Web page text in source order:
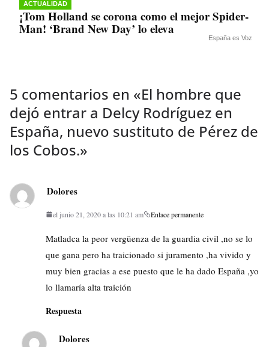
ACTUALIDAD
¡Tom Holland se corona como el mejor Spider-
Man! ‘Brand New Day’ lo eleva
España es Voz
5 comentarios en «El hombre que
dejó entrar a Delcy Rodríguez en
España, nuevo sustituto de Pérez de
los Cobos.»
Dolores
el junio 21, 2020 a las 10:21 am Enlace permanente
Matladca la peor vergüenza de la guardia civil ,no se lo
que gana pero ha traicionado si juramento ,ha vivido y
muy bien gracias a ese puesto que le ha dado España ,yo
lo llamaría alta traición
Respuesta
Dolores